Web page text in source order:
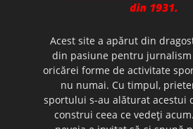
Acest site a apărut din
din pasiune pentru
oricărei forme de activitate
nu numai. Cu timpul,
sportului s-au alăturat acestui
construi ceea ce vedeţi